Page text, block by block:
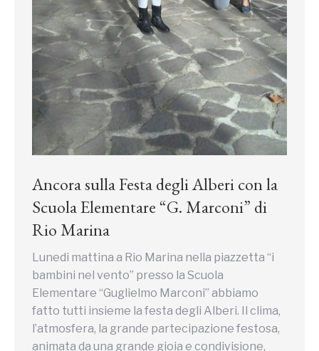
Ancora sulla Festa degli Alberi con la
Scuola Elementare “G. Marconi” di
Rio Marina
Lunedi mattina a Rio Marina nella piazzetta “i
bambini nel vento” presso la Scuola
Elementare “Guglielmo Marconi” abbiamo
fatto tutti insieme la festa degli Alberi. Il clima,
l’atmosfera, la grande partecipazione festosa,
animata da una grande gioia e condivisione,